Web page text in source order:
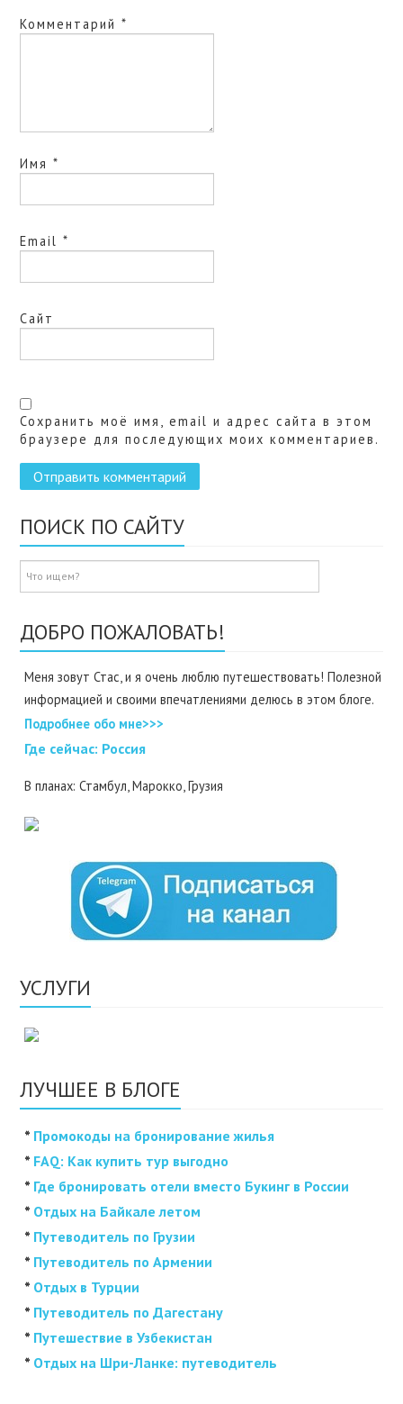
Комментарий*
Имя*
Email*
Сайт
Сохранить моё имя, email и адрес сайта в этом
браузере для последующих моих комментариев.
ПОИСК ПО САЙТУ
ДОБРО ПОЖАЛОВАТЬ!
Меня зовут Стас, и я очень люблю путешествовать! Полезной
информацией и своими впечатлениями делюсь в этом блоге.
Подробнее обо мне>>>
Где cейчас: Россия
В планах: Стамбул, Марокко, Грузия
УСЛУГИ
ЛУЧШЕЕ В БЛОГЕ
* Промокоды на бронирование жилья
* FAQ: Как купить тур выгодно
* Где бронировать отели вместо Букинг в России
* Отдых на Байкале летом
* Путеводитель по Грузии
* Путеводитель по Армении
* Отдых в Турции
* Путеводитель по Дагестану
* Путешествие в Узбекистан
* Отдых на Шри-Ланке: путеводитель